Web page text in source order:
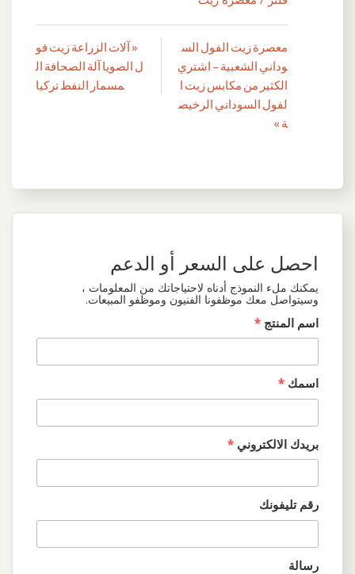
تصفّح
المقالات
« آلات الزراعة زيت فو
ل الصويا آلة الصحافة ال
مسمار النفط تركيا
معصرة زيت الفول الس
وداني الشعبية – اشتري
الكثير من مكابس زيت ا
لفول السوداني الرخيص
ة »
احصل على السعر أو الدعم
يمكنك ملء النموذج أدناه لاحتياجاتك من المعلومات ،
وسيتواصل معك موظفونا الفنيون وموظفو المبيعات.
اسم المنتج *
اسمك *
بريدك الالكتروني *
رقم تليفونك
رسالة